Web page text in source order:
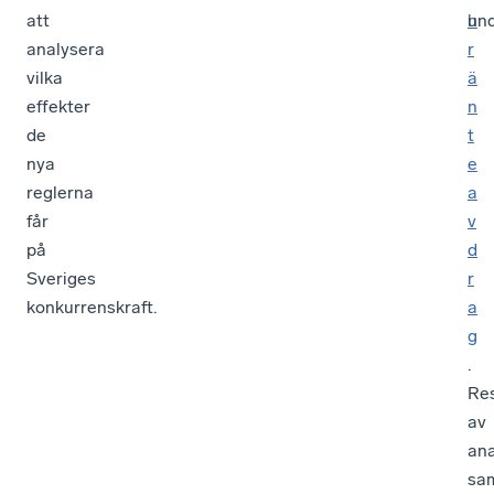
att
analysera
vilka
effekter
de
nya
reglerna
får
på
Sveriges
konkurrenskraft.
h
r
ä
n
t
e
a
v
d
r
a
g
.
av